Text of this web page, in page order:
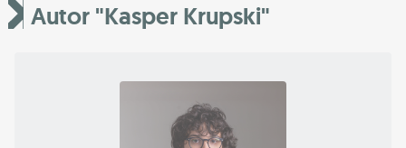
Autor "Kasper Krupski"